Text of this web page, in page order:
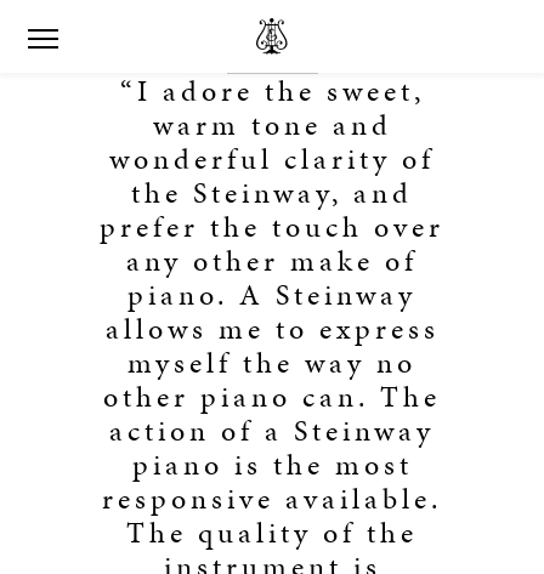
“I adore the sweet,
warm tone and
wonderful clarity of
the Steinway, and
prefer the touch over
any other make of
piano. A Steinway
allows me to express
myself the way no
other piano can. The
action of a Steinway
piano is the most
responsive available.
The quality of the